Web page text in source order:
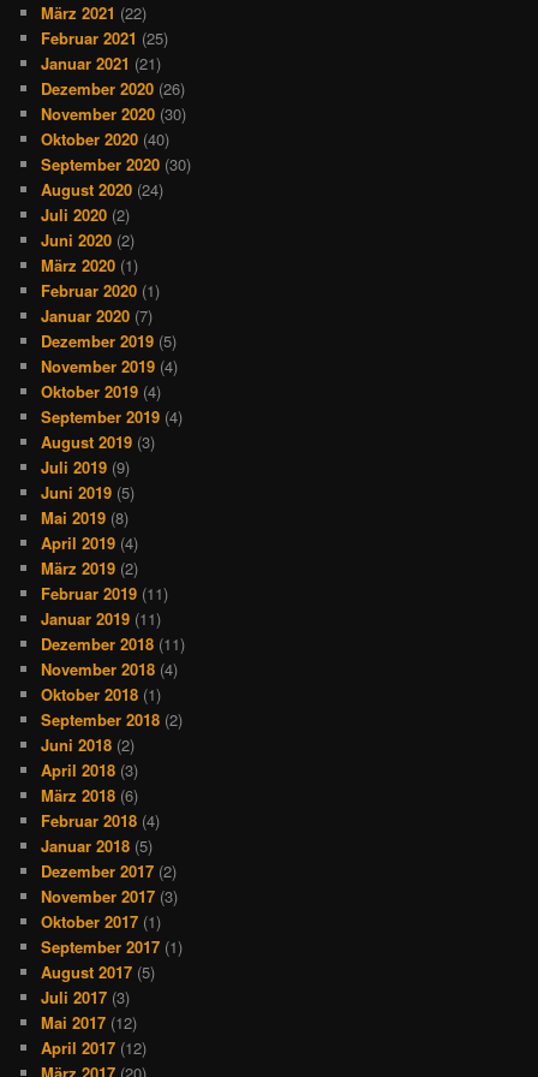
März 2021 (22)
Februar 2021 (25)
Januar 2021 (21)
Dezember 2020 (26)
November 2020 (30)
Oktober 2020 (40)
September 2020 (30)
August 2020 (24)
Juli 2020 (2)
Juni 2020 (2)
März 2020 (1)
Februar 2020 (1)
Januar 2020 (7)
Dezember 2019 (5)
November 2019 (4)
Oktober 2019 (4)
September 2019 (4)
August 2019 (3)
Juli 2019 (9)
Juni 2019 (5)
Mai 2019 (8)
April 2019 (4)
März 2019 (2)
Februar 2019 (11)
Januar 2019 (11)
Dezember 2018 (11)
November 2018 (4)
Oktober 2018 (1)
September 2018 (2)
Juni 2018 (2)
April 2018 (3)
März 2018 (6)
Februar 2018 (4)
Januar 2018 (5)
Dezember 2017 (2)
November 2017 (3)
Oktober 2017 (1)
September 2017 (1)
August 2017 (5)
Juli 2017 (3)
Mai 2017 (12)
April 2017 (12)